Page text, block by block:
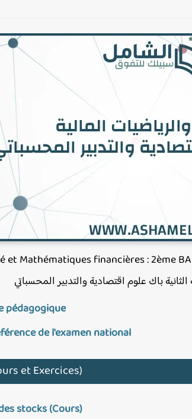
et Mathématiques financières : 2ème
باك علوم اقتصادية والتدبير المحسباتي
pédagogique
de l'examen national
et Exercices)
stocks (Cours)